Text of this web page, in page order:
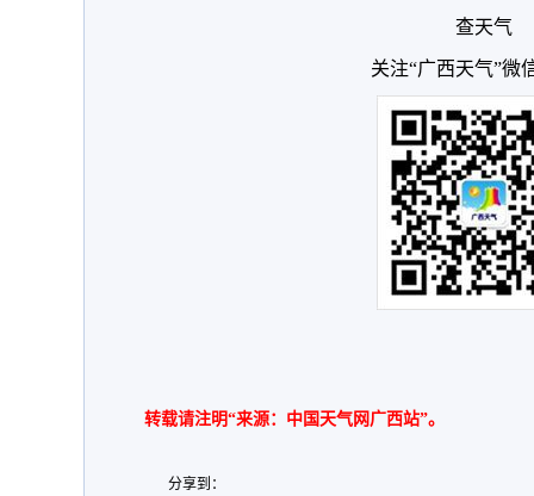
查天气
关注“广西天气”微
转载请注明“来源：中国天气网广西站”。
分享到：